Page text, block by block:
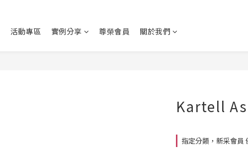
活動專區 實例分享 尊榮會員 關於我們
Kartell
指定分類，新采會員